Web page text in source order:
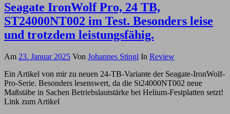
Seagate IronWolf Pro, 24 TB,
ST24000NT002 im Test. Besonders leise
und trotzdem leistungsfähig.
Am 23. Januar 2025 Von Johannes Stingl In Review
Ein Artikel von mir zu neuen 24-TB-Variante der Seagate-IronWolf-
Pro-Serie. Besonders lesenswert, da die St24000NT002 neue
Maßstäbe in Sachen Betriebslautstärke bei Helium-Festplatten setzt!
Link zum Artikel